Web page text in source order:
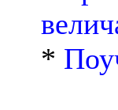
*